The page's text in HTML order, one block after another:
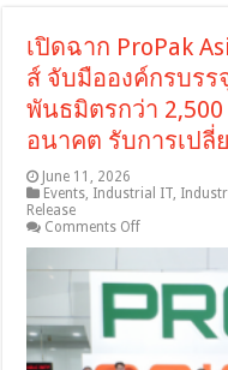
เปิดฉาก ProPak
ส์ จับมือองค์กรบร
พันธมิตรกว่า
อนาคต รับการเปลี่
June 11, 2026
Events Industrial IT
Release
Comments Offon
เปิด
ProPak
Asia
2026
ฟอร์ม